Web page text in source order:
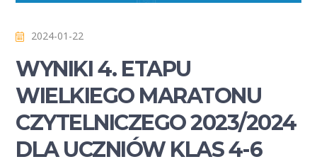
2024-01-22
WYNIKI 4. ETAPU
WIELKIEGO MARATONU
CZYTELNICZEGO 2023/2024
DLA UCZNIÓW KLAS 4-6